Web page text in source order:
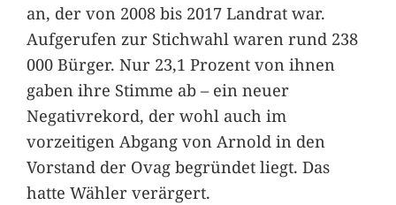
an, der von 2008 bis 2017 Landrat war.
Aufgerufen zur Stichwahl waren rund 238
000 Bürger. Nur 23,1 Prozent von ihnen
gaben ihre Stimme ab – ein neuer
Negativrekord, der wohl auch im
vorzeitigen Abgang von Arnold in den
Vorstand der Ovag begründet liegt. Das
hatte Wähler verärgert.